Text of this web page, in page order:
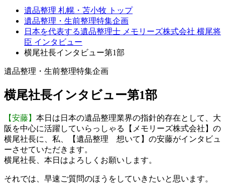
遺品整理 札幌・苫小牧 トップ
遺品整理・生前整理特集企画
日本を代表する遺品整理士 メモリーズ株式会社 横尾将
臣 インタビュー
横尾社長インタビュー第1部
遺品整理・生前整理特集企画
横尾社長インタビュー第1部
【安藤】 本日は日本の遺品整理業界の指針的存在として、大
阪を中心に活躍していらっしゃる【メモリーズ株式会社】の
横尾社長に、私、【遺品整理 想いて】の安藤がインタビュ
ーさせていただきます。
横尾社長、本日はよろしくお願いします。
それでは、早速ご質問のほうをしていきたいと思います。